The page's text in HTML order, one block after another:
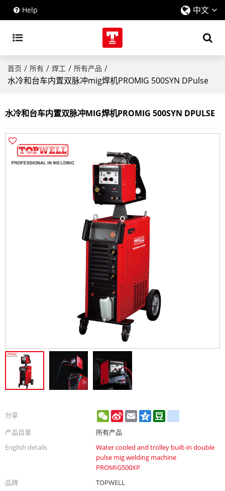
Help 中文
首页 / 所有 / 焊工 / 所有产品 /
水冷和台车内置双脉冲mig焊机PROMIG 500SYN DPulse
水冷和台车内置双脉冲MIG焊机PROMIG 500SYN DPULSE
分享 WeChat
Sina
Weibo
Email Qzone
产品目录
所有产品
English details
Water cooled and trolley built-in double
pulse mig welding machine
PROMIG500XP
品牌
TOPWELL